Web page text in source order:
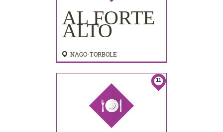
AL FORTE
ALTO
NAGO-TORBOLE
11